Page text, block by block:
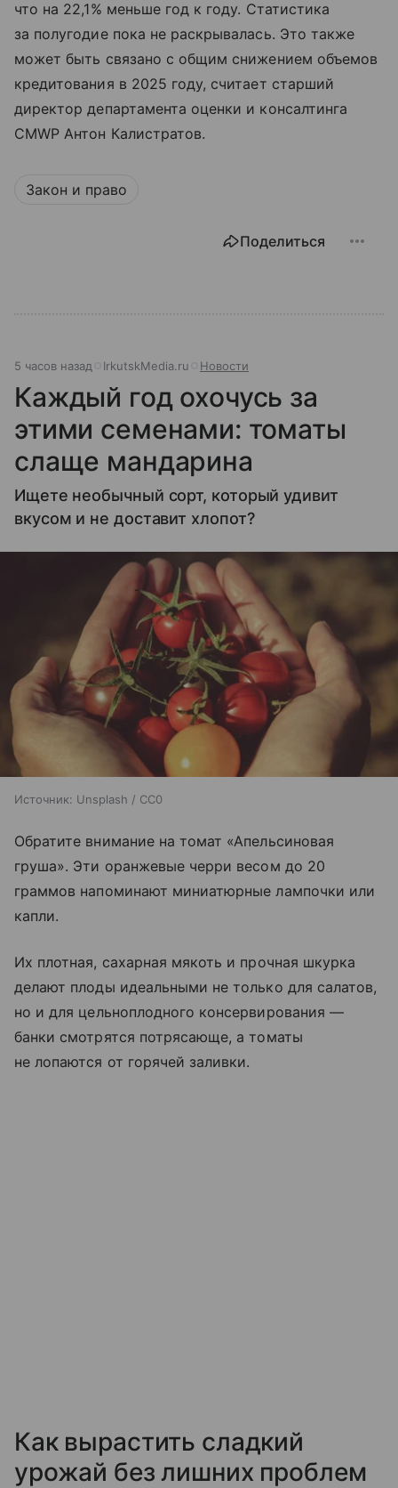
что на 22,1% меньше год к году. Статистика
за полугодие пока не раскрывалась. Это также
может быть связано с общим снижением объемов
кредитования в 2025 году, считает старший
директор департамента оценки и консалтинга
CMWP Антон Калистратов.
Закон и право
Поделиться
5 часов назад IrkutskMedia.ru Новости
Каждый год охочусь за
этими семенами: томаты
слаще мандарина
Ищете необычный сорт, который удивит
вкусом и не доставит хлопот?
Источник: Unsplash / CC0
Обратите внимание на томат «Апельсиновая
груша». Эти оранжевые черри весом до 20
граммов напоминают миниатюрные лампочки или
капли.
Их плотная, сахарная мякоть и прочная шкурка
делают плоды идеальными не только для салатов,
но и для цельноплодного консервирования —
банки смотрятся потрясающе, а томаты
не лопаются от горячей заливки.
Как вырастить сладкий
урожай без лишних проблем